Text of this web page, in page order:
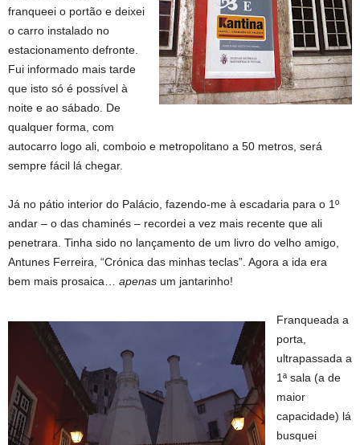
franqueei o portão e deixei
o carro instalado no
estacionamento defronte.
Fui informado mais tarde
que isto só é possível à
noite e ao sábado. De
qualquer forma, com
autocarro logo ali, comboio e metropolitano a 50 metros, será
sempre fácil lá chegar.
Já no pátio interior do Palácio, fazendo-me à escadaria para o 1º
andar – o das chaminés – recordei a vez mais recente que ali
penetrara. Tinha sido no lançamento de um livro do velho amigo,
Antunes Ferreira, “Crónica das minhas teclas”. Agora a ida era
bem mais prosaica… apenas um jantarinho!
Franqueada a
porta,
ultrapassada a
1ª sala (a de
maior
capacidade) lá
busquei